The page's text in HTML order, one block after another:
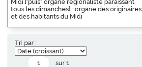
Midi ["puis" organe régionaliste paraissant
tous les dimanches] : organe des originaires
et des habitants du Midi
Tri par :
sur 1